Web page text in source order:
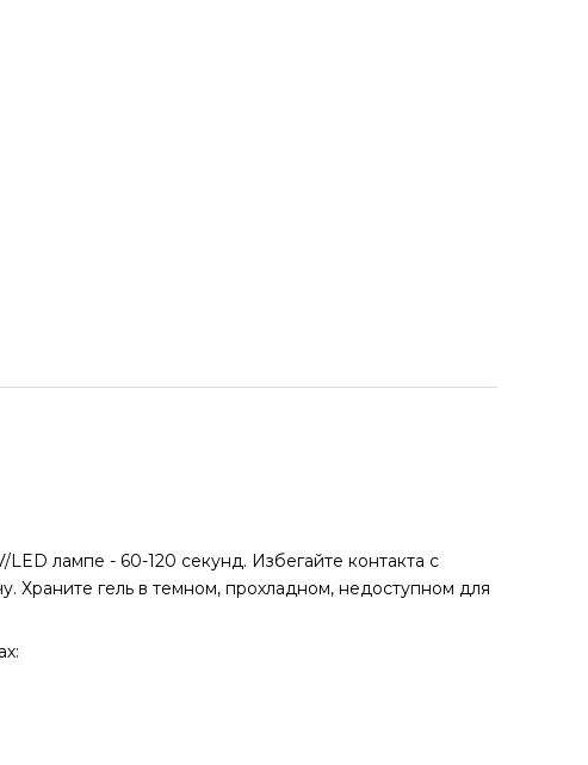
лампе - 60-120 секунд. Избегайте контакта с
Храните гель в темном, прохладном, недоступном для